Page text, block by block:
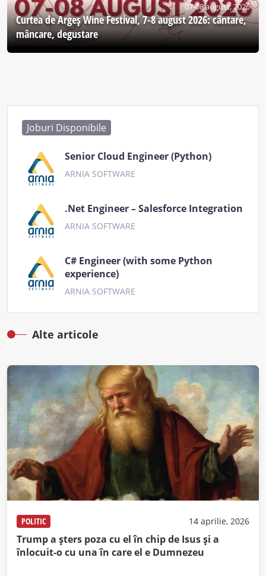
07-08 august, 2026
Curtea de Argeş Wine Festival, 7-8 august 2026: cântare,
mâncare, degustare
Joburi Disponibile
Senior Cloud Engineer (Python)
ARNIA SOFTWARE
.Net Engineer – Salesforce Integration
ARNIA SOFTWARE
C# Engineer (with some Python
experience)
ARNIA SOFTWARE
Alte articole
POLITIC 14 aprilie, 2026
Trump a șters poza cu el în chip de Isus și a
înlocuit-o cu una în care el e Dumnezeu